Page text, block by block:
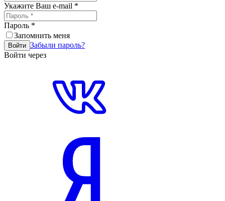
Укажите Ваш e-mail *
Пароль *
Запомнить меня
Войти Забыли пароль?
Войти через